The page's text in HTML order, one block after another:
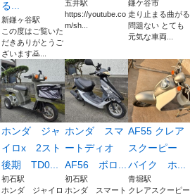
る...
新鎌ヶ谷駅
この度はご覧いた
だきありがとうご
ざいます🙇...
五井駅
https://youtube.co
m/sh...
鎌ケ谷市
走り止まる曲がる
問題ない とても
元気な車両...
ホンダ ジャ
イロx 2スト
後期 TD0...
初石駅
ホンダ ジャイロ
ホンダ スマ
ートディオ
AF56 ボロ...
初石駅
ホンダ スマート
AF55 クレア
スクーピー
バイク ホ...
青堀駅
クレアスクーピー